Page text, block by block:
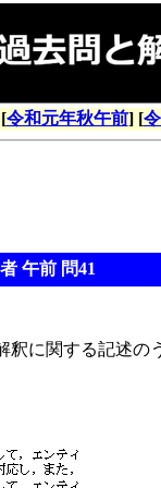
令和元年秋午前] [
午前 問41
に関する記述の